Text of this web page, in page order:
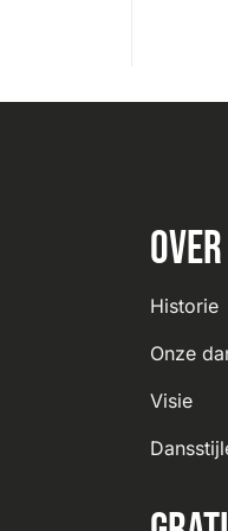
Historie
Onze
Visie